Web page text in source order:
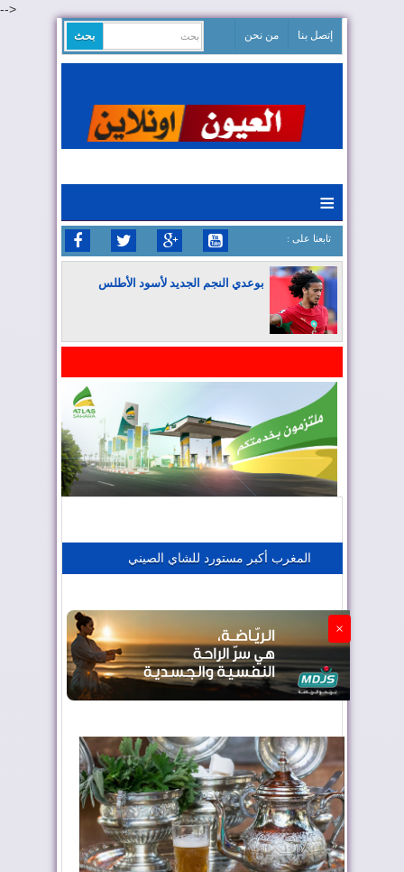
-->
إتصل بنا من نحن
≡
: تابعنا على
بوعدي النجم الجديد لأسود الأطلس
المغرب يعزز موقعه في صناعة الطيران
المغرب أكبر مستورد للشاي الصيني
×